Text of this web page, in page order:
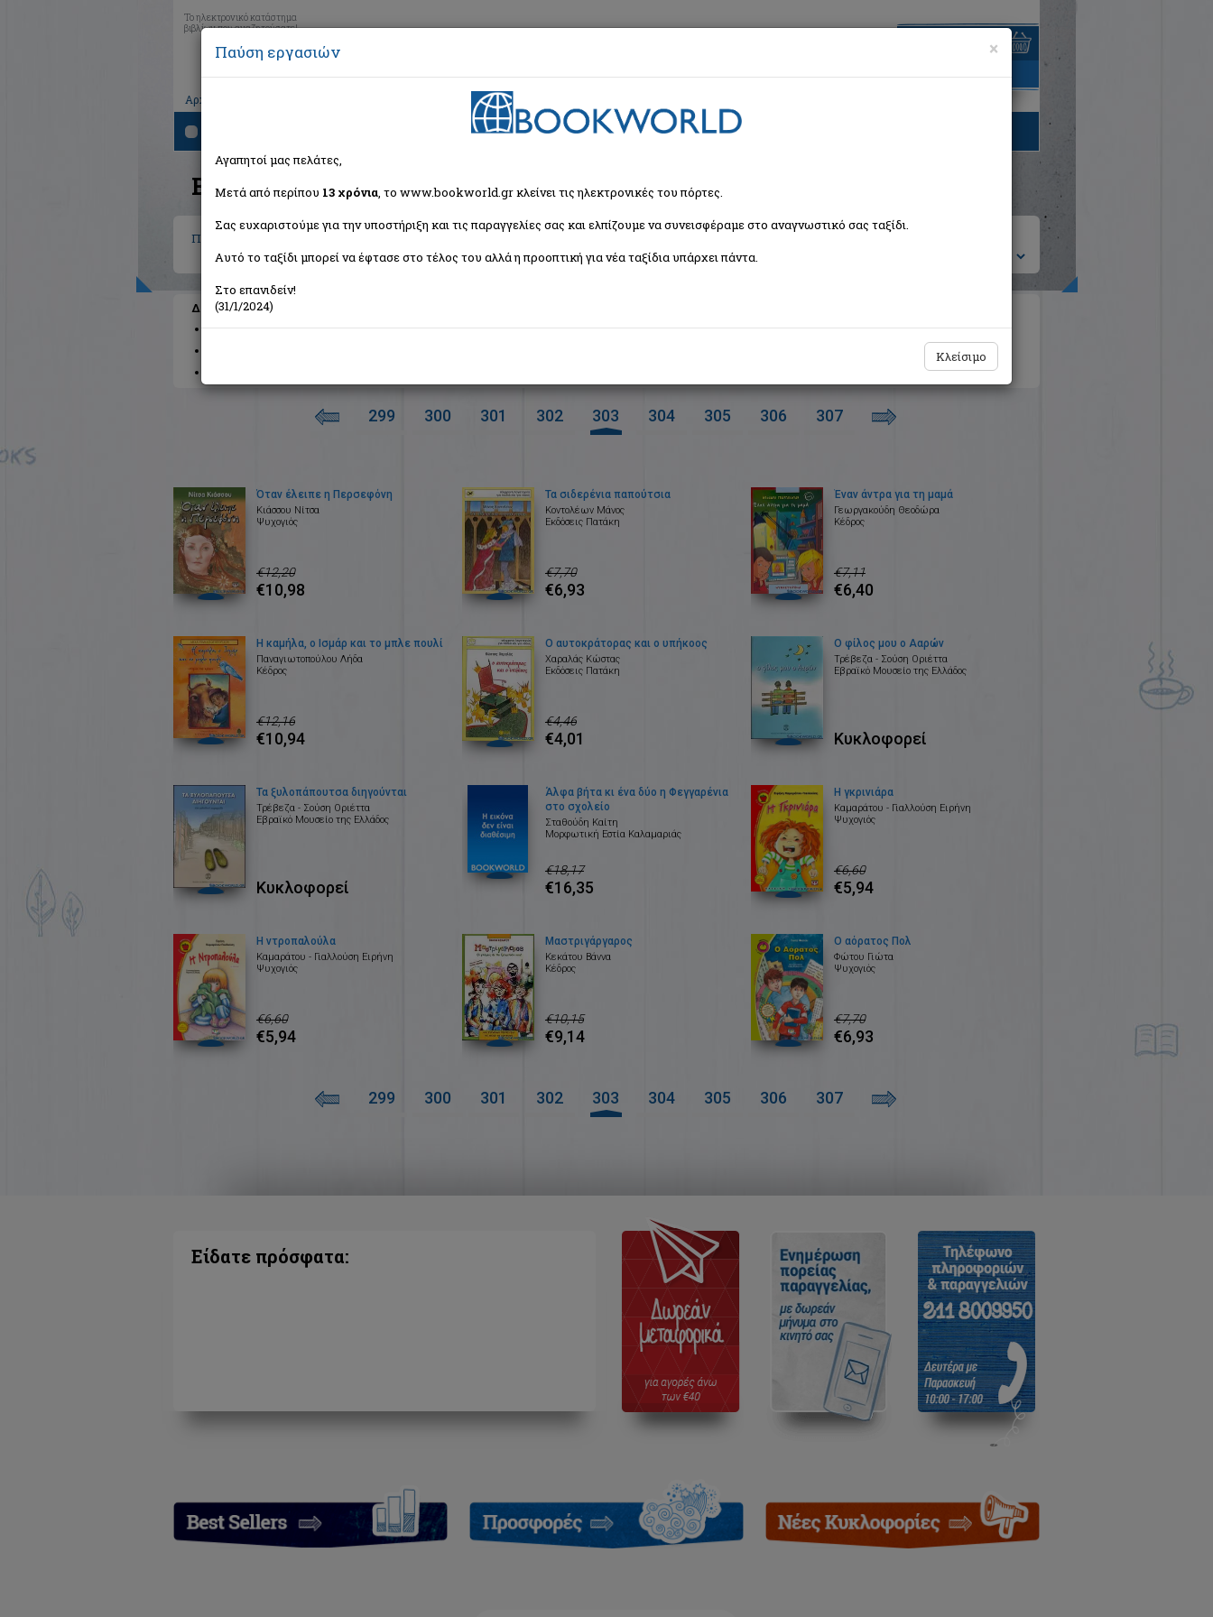
Το ηλεκτρονικό κατάστημα
βιβλίων που αναζητούσατε!
Αρχική
είναι άδειο
Βιβλία στην κατηγορία
Παιδικά - Εφηβικά Ταξινόμηση ανά:
Διαθέσιμες υποκατηγορίες
Παραμύθια
Προσχολικής Ηλικίας Παιδική και Εφηβική Λογοτεχνία Εορταστικά - Επετειακά Δραστηριότητες - Χειροτεχνίες
Ημερολόγια - Λευκώματα
Παιδική Λογοτεχνία Θεωρία και Δοκίμια
299 300 301 302 303 304 305 306 307
Όταν έλειπε η Περσεφόνη
Κιάσσου Νίτσα
Ψυχογιός
€12,20
€10,98
Τα σιδερένια παπούτσια
Κοντολέων Μάνος
Εκδόσεις Πατάκη
€7,70
€6,93
Έναν άντρα για τη μαμά
Γεωργακούδη Θεοδώρα
Κέδρος
€7,11
€6,40
Η καμήλα, ο Ισμάρ και το μπλε πουλί
Παναγιωτοπούλου Λήδα
Κέδρος
€12,16
€10,94
Ο αυτοκράτορας και ο υπήκοος
Χαραλάς Κώστας
Εκδόσεις Πατάκη
€4,46
€4,01
Ο φίλος μου ο Ααρών
Τρέβεζα - Σούση Οριέττα
Εβραϊκό Μουσείο της Ελλάδος
Κυκλοφορεί
Τα ξυλοπάπουτσα διηγούνται
Τρέβεζα - Σούση Οριέττα
Εβραϊκό Μουσείο της Ελλάδος
Κυκλοφορεί
Άλφα βήτα κι ένα δύο η Φεγγαρένια
στο σχολείο
Σταθούδη Καίτη
Μορφωτική Εστία Καλαμαριάς
€18,17
€16,35
Η γκρινιάρα
Καμαράτου - Γιαλλούση Ειρήνη
Ψυχογιός
€6,60
€5,94
Η ντροπαλούλα
Καμαράτου - Γιαλλούση Ειρήνη
Ψυχογιός
€6,60
€5,94
Μαστριγάργαρος
Κεκάτου Βάννα
Κέδρος
€10,15
€9,14
Ο αόρατος Πολ
Φώτου Γιώτα
Ψυχογιός
€7,70
€6,93
299 300 301 302 303 304 305 306 307
Είδατε πρόσφατα:
×
Παύση εργασιών
Αγαπητοί μας πελάτες,
Μετά από περίπου 13 χρόνια, το www.bookworld.gr κλείνει τις ηλεκτρονικές του πόρτες.
Σας ευχαριστούμε για την υποστήριξη και τις παραγγελίες σας και ελπίζουμε να συνεισφέραμε στο αναγνωστικό σας ταξίδι.
Αυτό το ταξίδι μπορεί να έφτασε στο τέλος του αλλά η προοπτική για νέα ταξίδια υπάρχει πάντα.
Στο επανιδείν!
(31/1/2024)
Κλείσιμο